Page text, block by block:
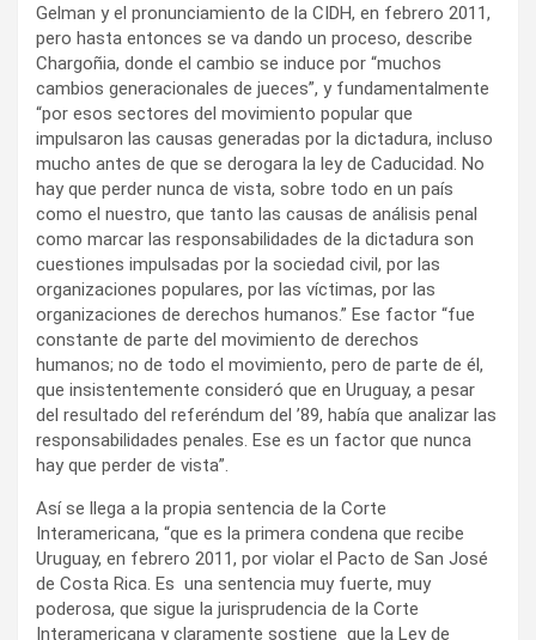
Gelman y el pronunciamiento de la CIDH, en febrero 2011,
pero hasta entonces se va dando un proceso, describe
Chargoñia, donde el cambio se induce por “muchos
cambios generacionales de jueces”, y fundamentalmente
“por esos sectores del movimiento popular que
impulsaron las causas generadas por la dictadura, incluso
mucho antes de que se derogara la ley de Caducidad. No
hay que perder nunca de vista, sobre todo en un país
como el nuestro, que tanto las causas de análisis penal
como marcar las responsabilidades de la dictadura son
cuestiones impulsadas por la sociedad civil, por las
organizaciones populares, por las víctimas, por las
organizaciones de derechos humanos.” Ese factor “fue
constante de parte del movimiento de derechos
humanos; no de todo el movimiento, pero de parte de él,
que insistentemente consideró que en Uruguay, a pesar
del resultado del referéndum del ’89, había que analizar las
responsabilidades penales. Ese es un factor que nunca
hay que perder de vista”.
Así se llega a la propia sentencia de la Corte
Interamericana, “que es la primera condena que recibe
Uruguay, en febrero 2011, por violar el Pacto de San José
de Costa Rica. Es una sentencia muy fuerte, muy
poderosa, que sigue la jurisprudencia de la Corte
Interamericana y claramente sostiene que la Ley de